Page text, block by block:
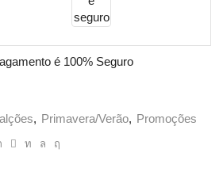
é 100% Seguro
, Primavera/Verão, Promoções